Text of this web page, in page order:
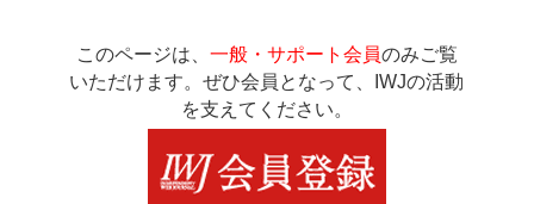
このページは、 一般・サポート会員のみご覧
いただけます。ぜひ会員となって、IWJの活動
を支えてください。